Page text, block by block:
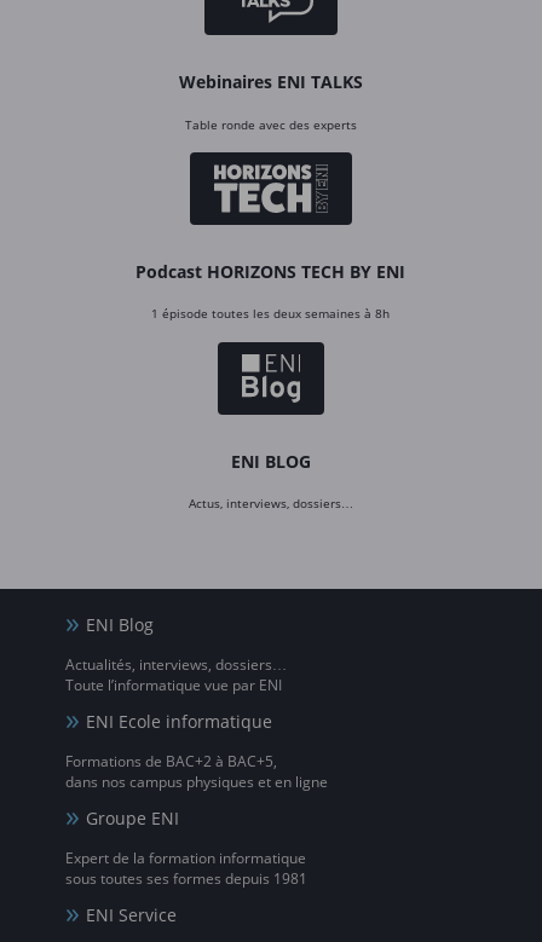
Webinaires ENI TALKS
Table ronde avec des experts
Podcast HORIZONS TECH BY ENI
1 épisode toutes les deux semaines à 8h
ENI BLOG
Actus, interviews, dossiers…
ENI Blog
Actualités, interviews, dossiers…
Toute l’informatique vue par ENI
ENI Ecole informatique
Formations de BAC+2 à BAC+5,
dans nos campus physiques et en ligne
Groupe ENI
Expert de la formation informatique
sous toutes ses formes depuis 1981
ENI Service